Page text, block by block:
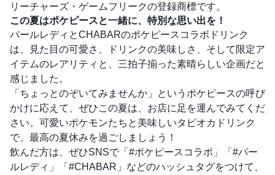
リーチャーズ・ゲームフリークの登録商標です。
この夏はポケピースと一緒に、特別な思い出を！
パールレディとCHABARのポケピースコラボドリンク
は、見た目の可愛さ、ドリンクの美味しさ、そして限定ア
イテムのレアリティと、三拍子揃った素晴らしい企画だと
感じました。
「ちょっとのぞいてみませんか」というポケピースの呼び
かけに応えて、ぜひこの夏は、お店に足を運んでみてくだ
さい。可愛いポケモンたちと美味しいタピオカドリンク
で、最高の夏休みを過ごしましょう！
飲んだ方は、ぜひSNSで「#ポケピースコラボ」「#パー
ルレディ」「#CHABAR」などのハッシュタグをつけて、